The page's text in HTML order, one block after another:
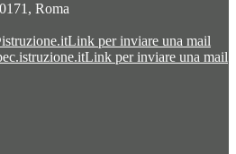
Roma
Link per inviare una mail
Link per inviare una mail